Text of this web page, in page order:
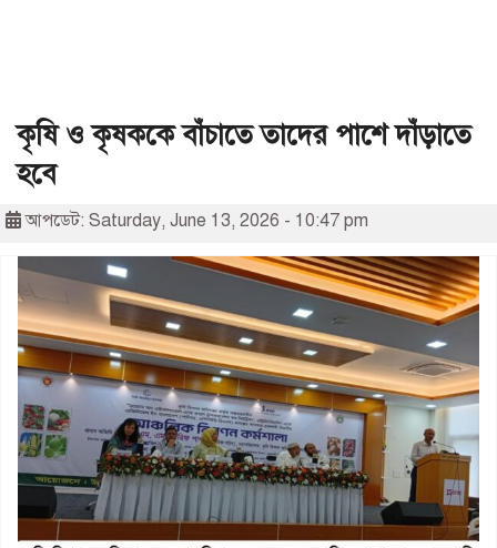
কৃষি ও কৃষককে বাঁচাতে তাদের পাশে দাঁড়াতে
হবে
আপডেট: Saturday, June 13, 2026 - 10:47 pm